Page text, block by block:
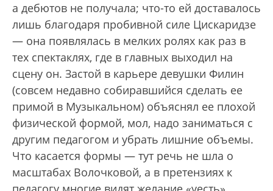
а дебютов не получала; что-то ей доставалось
лишь благодаря пробивной силе Цискаридзе
— она появлялась в мелких ролях как раз в
тех спектаклях, где в главных выходил на
сцену он. Застой в карьере девушки Филин
(совсем недавно собиравшийся сделать ее
примой в Музыкальном) объяснял ее плохой
физической формой, мол, надо заниматься с
другим педагогом и убрать лишние объемы.
Что касается формы — тут речь не шла о
масштабах Волочковой, а в претензиях к